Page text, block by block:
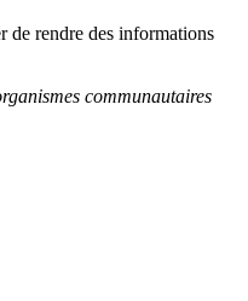
de rendre des informations
communautaires